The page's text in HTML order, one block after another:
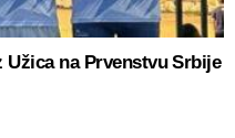
Užica na Prvenstvu Srbije